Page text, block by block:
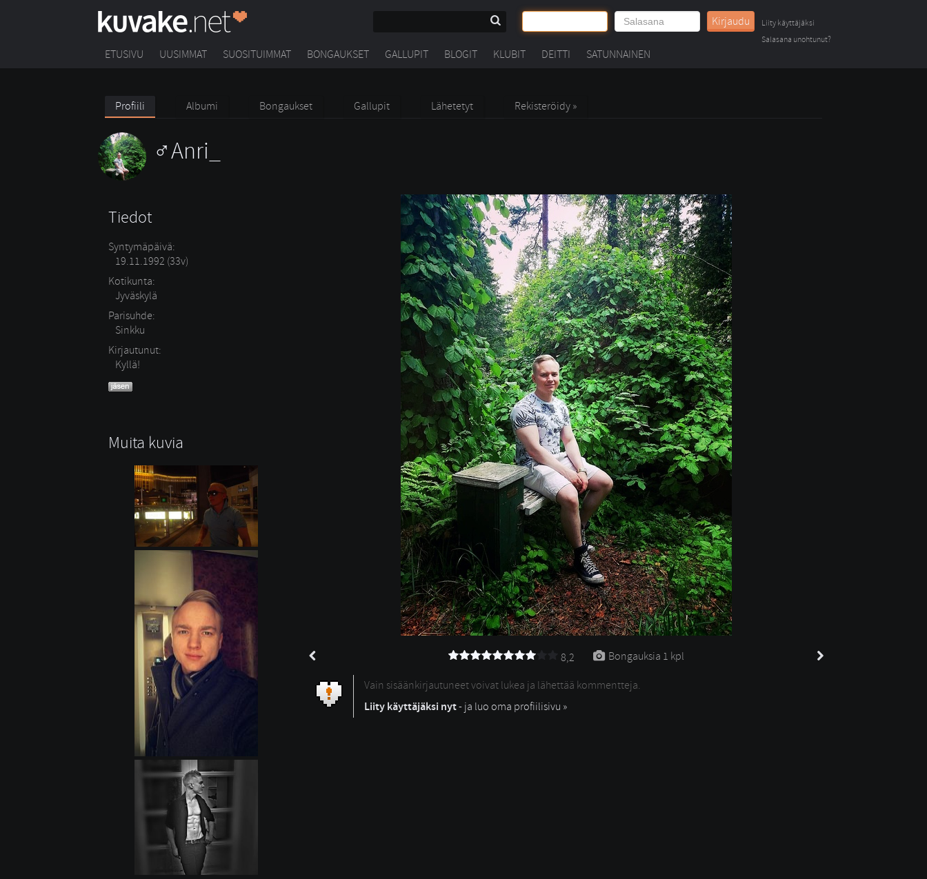
Kirjaudu
Liity käyttäjäksi
Salasana unohtunut?
ETUSIVU UUSIMMAT SUOSITUIMMAT BONGAUKSET GALLUPIT BLOGIT KLUBIT DEITTI SATUNNAINEN
Profiili Albumi Bongaukset Gallupit Lähetetyt Rekisteröidy »
Anri_
Tiedot
Syntymäpäivä:
19.11.1992 (33v)
Kotikunta:
Jyväskylä
Parisuhde:
Sinkku
Kirjautunut:
Kyllä!
Muita kuvia
8,2 Bongauksia 1 kpl
Vain sisäänkirjautuneet voivat lukea ja lähettää kommentteja.
Liity käyttäjäksi nyt- ja luo oma profiilisivu »